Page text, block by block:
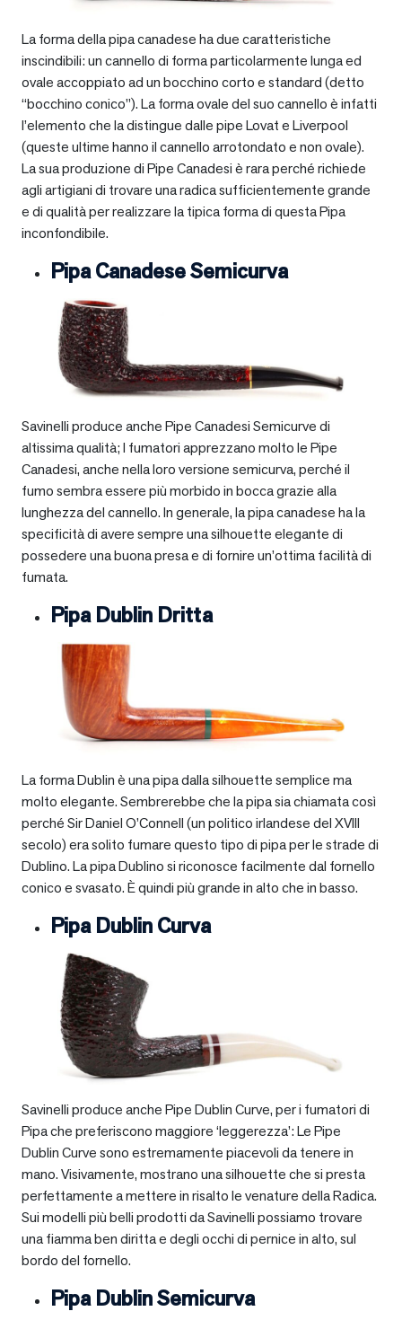
La forma della pipa canadese ha due caratteristiche
inscindibili: un cannello di forma particolarmente lunga ed
ovale accoppiato ad un bocchino corto e standard (detto
“bocchino conico”). La forma ovale del suo cannello è infatti
l’elemento che la distingue dalle pipe Lovat e Liverpool
(queste ultime hanno il cannello arrotondato e non ovale).
La sua produzione di Pipe Canadesi è rara perché richiede
agli artigiani di trovare una radica sufficientemente grande
e di qualità per realizzare la tipica forma di questa Pipa
inconfondibile.
Pipa Canadese Semicurva
Savinelli produce anche Pipe Canadesi Semicurve di
altissima qualità; I fumatori apprezzano molto le Pipe
Canadesi, anche nella loro versione semicurva, perché il
fumo sembra essere più morbido in bocca grazie alla
lunghezza del cannello. In generale, la pipa canadese ha la
specificità di avere sempre una silhouette elegante di
possedere una buona presa e di fornire un’ottima facilità di
fumata.
Pipa Dublin Dritta
La forma Dublin è una pipa dalla silhouette semplice ma
molto elegante. Sembrerebbe che la pipa sia chiamata così
perché Sir Daniel O’Connell (un politico irlandese del XVIII
secolo) era solito fumare questo tipo di pipa per le strade di
Dublino. La pipa Dublino si riconosce facilmente dal fornello
conico e svasato. È quindi più grande in alto che in basso.
Pipa Dublin Curva
Savinelli produce anche Pipe Dublin Curve, per i fumatori di
Pipa che preferiscono maggiore ‘leggerezza’: Le Pipe
Dublin Curve sono estremamente piacevoli da tenere in
mano. Visivamente, mostrano una silhouette che si presta
perfettamente a mettere in risalto le venature della Radica.
Sui modelli più belli prodotti da Savinelli possiamo trovare
una fiamma ben diritta e degli occhi di pernice in alto, sul
bordo del fornello.
Pipa Dublin Semicurva